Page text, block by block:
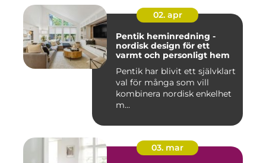
02. apr
Pentik heminredning -
nordisk design för ett
varmt och personligt hem
Pentik har blivit ett självklart
val för många som vill
kombinera nordisk enkelhet
m...
03. mar